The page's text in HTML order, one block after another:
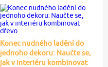
Konec nudného ladění do
jednoho dekoru: Naučte se,
jak v interiéru kombinovat